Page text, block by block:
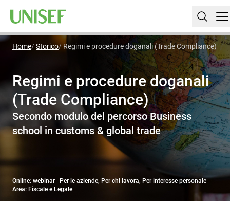
Home Storico Regimi e procedure doganali (Trade Compliance)
Regimi e procedure doganali
(Trade Compliance)
Secondo modulo del percorso Business
school in customs & global trade
Online: webinar | Per le aziende, Per chi lavora, Per interesse personale
Area: Fiscale e Legale